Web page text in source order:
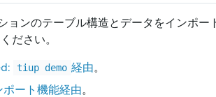
ョンのテーブル構造とデータをインポー
ださい。
tiup demo 経由。
ート機能経由。